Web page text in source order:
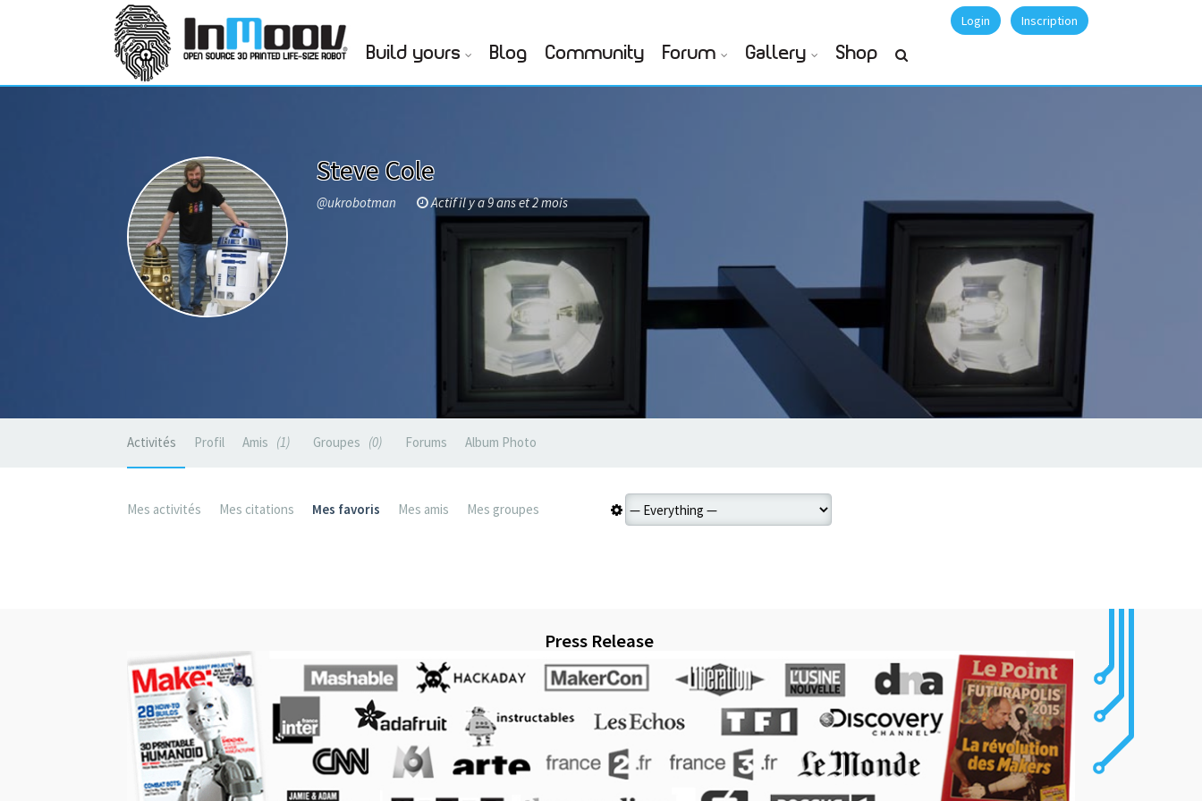
Login Inscription
Build yours Blog Community Forum Gallery Shop
Steve Cole
@ukrobotman Actif il y a 9 ans et 2 mois
Activités Profil Amis 1 Groupes 0 Forums Album Photo
Mes activités Mes citations Mes favoris Mes amis Mes groupes
Press Release